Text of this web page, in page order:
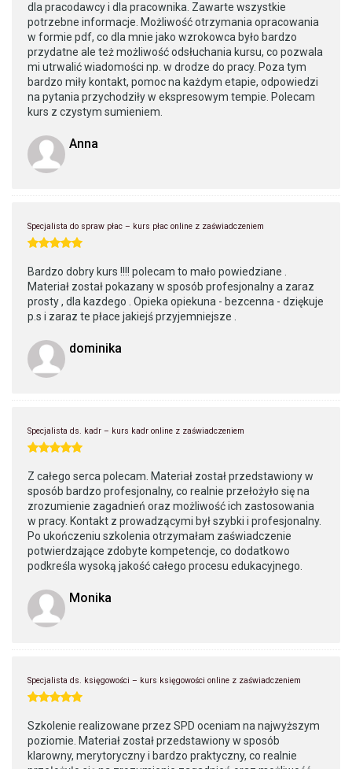
dla pracodawcy i dla pracownika. Zawarte wszystkie
potrzebne informacje. Możliwość otrzymania opracowania
w formie pdf, co dla mnie jako wzrokowca było bardzo
przydatne ale też możliwość odsłuchania kursu, co pozwala
mi utrwalić wiadomości np. w drodze do pracy. Poza tym
bardzo miły kontakt, pomoc na każdym etapie, odpowiedzi
na pytania przychodziły w ekspresowym tempie. Polecam
kurs z czystym sumieniem.
Anna
Specjalista do spraw płac – kurs płac online z zaświadczeniem
Bardzo dobry kurs !!!! polecam to mało powiedziane .
Materiał został pokazany w sposób profesjonalny a zaraz
prosty , dla kazdego . Opieka opiekuna - bezcenna - dziękuje
p.s i zaraz te płace jakiejś przyjemniejsze .
dominika
Specjalista ds. kadr – kurs kadr online z zaświadczeniem
Z całego serca polecam. Materiał został przedstawiony w
sposób bardzo profesjonalny, co realnie przełożyło się na
zrozumienie zagadnień oraz możliwość ich zastosowania
w pracy. Kontakt z prowadzącymi był szybki i profesjonalny.
Po ukończeniu szkolenia otrzymałam zaświadczenie
potwierdzające zdobyte kompetencje, co dodatkowo
podkreśla wysoką jakość całego procesu edukacyjnego.
Monika
Specjalista ds. księgowości – kurs księgowości online z zaświadczeniem
Szkolenie realizowane przez SPD oceniam na najwyższym
poziomie. Materiał został przedstawiony w sposób
klarowny, merytoryczny i bardzo praktyczny, co realnie